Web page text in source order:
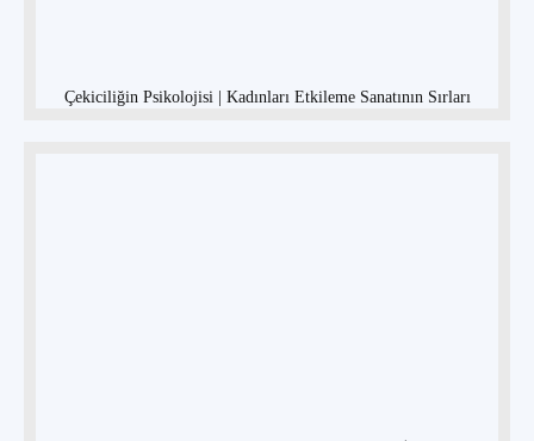
Çekiciliğin Psikolojisi | Kadınları Etkileme Sanatının Sırları